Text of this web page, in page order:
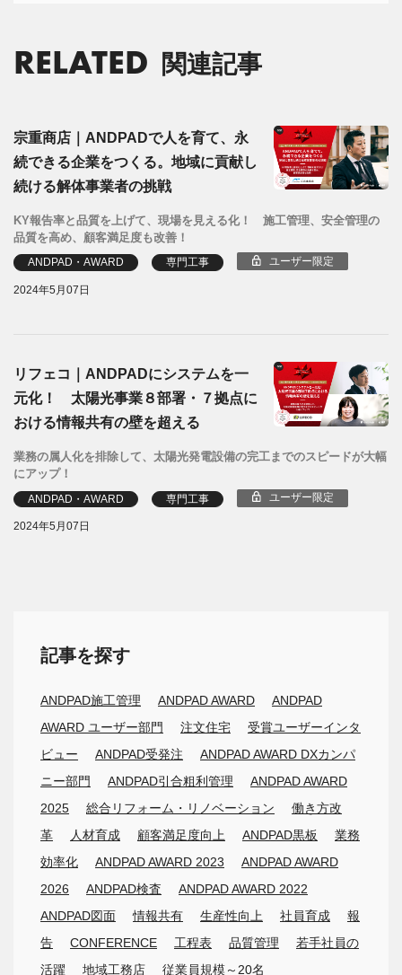
RELATED 関連記事
宗重商店｜ANDPADで人を育て、永
続できる企業をつくる。地域に貢献し
続ける解体事業者の挑戦
KY報告率と品質を上げて、現場を見える化！ 施工管理、安全管理の
品質を高め、顧客満足度も改善！
ANDPAD・AWARD 専門工事 ユーザー限定
2024年5月07日
リフェコ｜ANDPADにシステムを一
元化！ 太陽光事業８部署・７拠点に
おける情報共有の壁を超える
業務の属人化を排除して、太陽光発電設備の完工までのスピードが大幅
にアップ！
ANDPAD・AWARD 専門工事 ユーザー限定
2024年5月07日
記事を探す
ANDPAD施工管理 ANDPAD AWARD
ANDPAD
AWARD ユーザー部門
注文住宅
受賞ユーザーインタ
ビュー
ANDPAD受発注
ANDPAD AWARD DXカンパ
ニー部門
ANDPAD引合粗利管理
ANDPAD AWARD
2025
総合リフォーム・リノベーション
働き方改
革
人材育成 顧客満足度向上 ANDPAD黒板
業務
効率化
ANDPAD AWARD 2023
ANDPAD AWARD
2026
ANDPAD検査
ANDPAD AWARD 2022
ANDPAD図面
情報共有 生産性向上 社員育成
報
告
CONFERENCE 工程表 品質管理
若手社員の
活躍
地域工務店 従業員規模～20名